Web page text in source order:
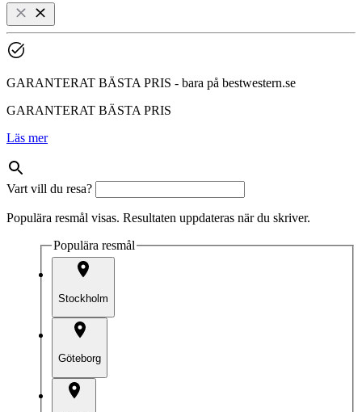
GARANTERAT BÄSTA PRIS - bara på bestwestern.se
GARANTERAT BÄSTA PRIS
Läs mer
Vart vill du resa?
Populära resmål visas. Resultaten uppdateras när du skriver.
Populära resmål
Stockholm
Göteborg